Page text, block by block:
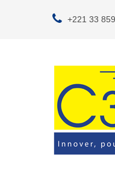
+221 33